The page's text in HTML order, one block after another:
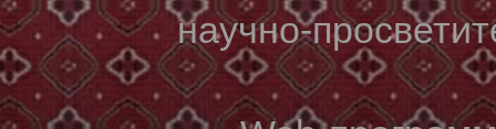
научно-